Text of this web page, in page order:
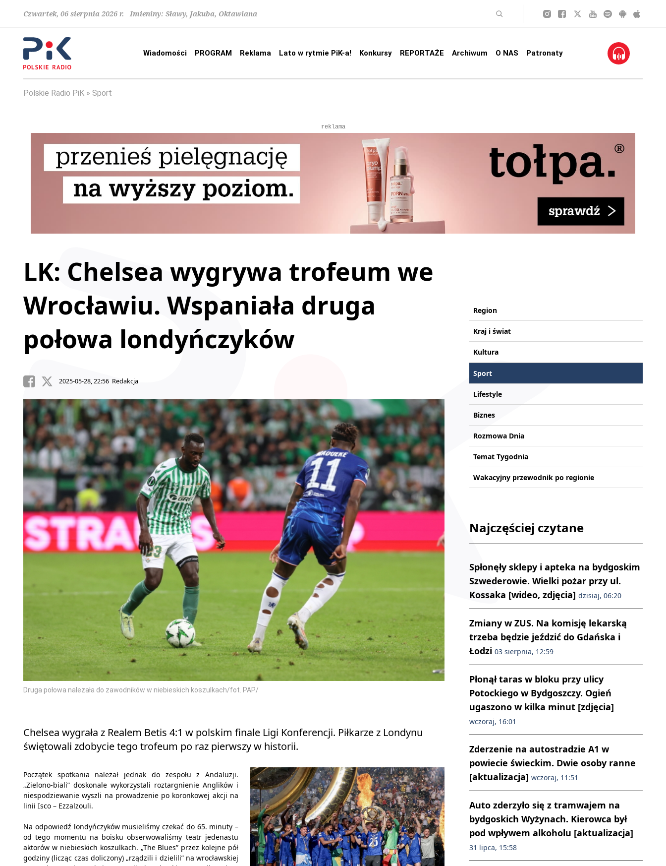
Czwartek, 06 sierpnia 2026 r. Imieniny: Sławy, Jakuba, Oktawiana
Wiadomości PROGRAM Reklama Lato w rytmie PiK-a! Konkursy REPORTAŻE Archiwum O NAS Patronaty
Polskie Radio PiK Sport
reklama
LK: Chelsea wygrywa trofeum we
Wrocławiu. Wspaniała druga
połowa londyńczyków
2025-05-28, 22:56 Redakcja
Druga połowa należała do zawodników w niebieskich koszulkach/fot. PAP/
Chelsea wygrała z Realem Betis 4:1 w polskim finale Ligi Konferencji. Piłkarze z Londynu
świętowali zdobycie tego trofeum po raz pierwszy w historii.
Początek spotkania należał jednak do zespołu z Andaluzji.
„Zielono-biali” doskonale wykorzystali roztargnienie Anglików i
niespodziewanie wyszli na prowadzenie po koronkowej akcji na
linii Isco – Ezzalzouli.
Na odpowiedź londyńczyków musieliśmy czekać do 65. minuty –
od tego momentu na boisku obserwowaliśmy teatr jedenastu
aktorów w niebieskich koszulkach. „The Blues” przez kolejne pół
godziny (licząc czas doliczony) „rządzili i dzielili” na wrocławskiej
Region
Kraj i świat
Kultura
Sport
Lifestyle
Biznes
Rozmowa Dnia
Temat Tygodnia
Wakacyjny przewodnik po regionie
Najczęściej czytane
Spłonęły sklepy i apteka na bydgoskim
Szwederowie. Wielki pożar przy ul.
Kossaka [wideo, zdjęcia] dzisiaj, 06:20
Zmiany w ZUS. Na komisję lekarską
trzeba będzie jeździć do Gdańska i
Łodzi 03 sierpnia, 12:59
Płonął taras w bloku przy ulicy
Potockiego w Bydgoszczy. Ogień
ugaszono w kilka minut [zdjęcia]
wczoraj, 16:01
Zderzenie na autostradzie A1 w
powiecie świeckim. Dwie osoby ranne
[aktualizacja] wczoraj, 11:51
Auto zderzyło się z tramwajem na
bydgoskich Wyżynach. Kierowca był
pod wpływem alkoholu [aktualizacja]
31 lipca, 15:58